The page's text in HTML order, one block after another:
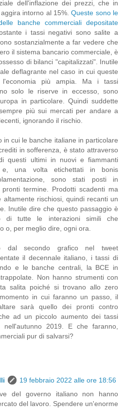
dell'inflazione dei prezzi, che in
aggira intorno al 15%.Queste sono le
banche commerciali depositate
i tassi negativi sono salite a
sostanzialmente a far vedere che
il sistema bancario commerciale, è
di bilanci "capitalizzati". Inutile
deflagrante nel caso in cui queste
l'economia più ampia. Ma i tassi
solo le riserve in eccesso, sono
in particolare. Quindi suddette
più sui mercati per andare a
ignorando il rischio.
in cui le banche italiane in particolare
in sofferenza, è stato attraverso
questi ultimi in nuovi e fiammanti
e, una volta etichettati in bonis
sono stati posti in
termine. Prodotti scadenti ma
altamente rischiosi, quindi recanti un
Inutile dire che questo passaggio è
di tutte le interazioni simili che
o, per meglio dire, ogni ora.
dal secondo grafico nel tweet
il decennale italiano, i tassi di
e le banche centrali, la BCE in
Non hanno strumenti con
salita poiché si trovano allo zero
in cui faranno un passo, il
sarà quello dei pronti contro
ad un piccolo aumento dei tassi
nell'autunno 2019. E che faranno,
pur di salvarsi?
19 febbraio 2022 alle ore 18:56
del governo italiano non hanno
del lavoro. Spendere un'enorme